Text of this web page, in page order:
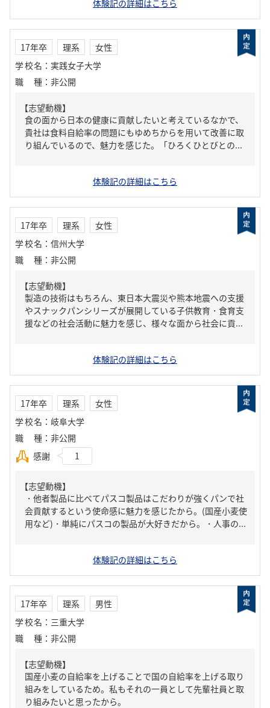
体験記の詳細はこちら
17年卒 理系
女性
学校名 ： 実践女子大学
職種 ： 非公開
【志望動機】
食の面から日本の健康に貢献したいと考えているなかで、
貴社は食料自給率の問題にもゆめちからを用いて改善に取
り組んでいるので、魅力を感じた。「ひろくひとびとの...
体験記の詳細はこちら
17年卒 理系
女性
学校名 ： 信州大学
職種 ： 非公開
【志望動機】
製造の技術はもちろん、東日本大震災や熊本地震への支援
やスナックパンシリーズが展開している子供教育・食育支
援などの社会活動に魅力を感じ、様々な面から社会に貢...
体験記の詳細はこちら
17年卒 理系
女性
学校名 ： 岐阜大学
職種 ： 非公開
感謝
1
【志望動機】
・他者製品に比べてパスコ製品はこだわりが強くパンで社
会貢献するという使命感に魅力を感じたから。(国産小麦使
用など)・単純にパスコの製品が大好きだから。・人事の...
体験記の詳細はこちら
17年卒 理系
男性
学校名 ： 三重大学
職種 ： 非公開
【志望動機】
国産小麦の自給率を上げることで国の自給率を上げる取り
組みをしているため。私もそれの一員として先輩社員と取
り組みたいと思ったから。